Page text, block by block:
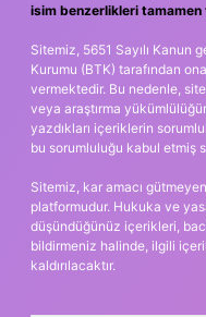
isim benzerlikleri
Sitemiz, 5651 Sayılı Kanun
Kurumu (BTK) tarafından
vermektedir. Bu nedenle,
veya araştırma
yazdıkları içeriklerin
bu sorumluluğu kabul etmiş
Sitemiz, kar amacı
platformudur. Hukuka ve
düşündüğünüz içerikleri,
bildirmeniz halinde, ilgili
kaldırılacaktır.